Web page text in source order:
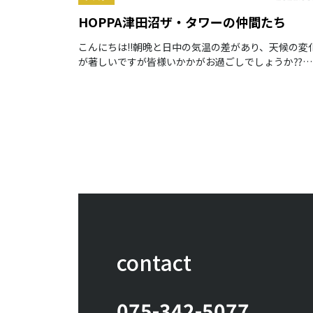
HOPPA津田沼ザ・タワーの仲間たち
こんにちは‼朝晩と日中の気温の差があり、天候の変
が著しいですが皆様いかかがお過ごしでしょうか⁇
contact